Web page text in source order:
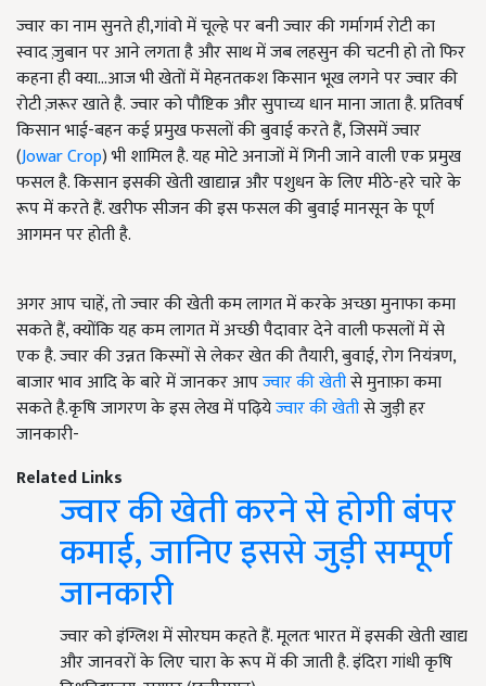
ज्वार का नाम सुनते ही,गांवो में चूल्हे पर बनी ज्वार की गर्मागर्म रोटी का
स्वाद ज़ुबान पर आने लगता है और साथ में जब लहसुन की चटनी हो तो फिर
कहना ही क्या...आज भी खेतों में मेहनतकश किसान भूख लगने पर ज्वार की
रोटी ज़रूर खाते है. ज्वार को पौष्टिक और सुपाच्य धान माना जाता है. प्रतिवर्ष
किसान भाई-बहन कई प्रमुख फसलों की बुवाई करते हैं, जिसमें ज्वार
(Jowar Crop) भी शामिल है. यह मोटे अनाजों में गिनी जाने वाली एक प्रमुख
फसल है. किसान इसकी खेती खाद्यान्न और पशुधन के लिए मीठे-हरे चारे के
रूप में करते हैं. खरीफ सीजन की इस फसल की बुवाई मानसून के पूर्ण
आगमन पर होती है.
अगर आप चाहें, तो ज्वार की खेती कम लागत में करके अच्छा मुनाफा कमा
सकते हैं, क्योंकि यह कम लागत में अच्छी पैदावार देने वाली फसलों में से
एक है. ज्वार की उन्नत किस्मों से लेकर खेत की तैयारी, बुवाई, रोग नियंत्रण,
बाजार भाव आदि के बारे में जानकर आपज्वार की खेतीसे मुनाफ़ा कमा
सकते है.कृषि जागरण के इस लेख में पढ़ियेज्वार की खेतीसे जुड़ी हर
जानकारी-
Related Links
ज्वार की खेती करने से होगी बंपर
कमाई, जानिए इससे जुड़ी सम्पूर्ण
जानकारी
ज्वार को इंग्लिश में सोरघम कहते हैं. मूलतः भारत में इसकी खेती खाद्य
और जानवरों के लिए चारा के रूप में की जाती है. इंदिरा गांधी कृषि